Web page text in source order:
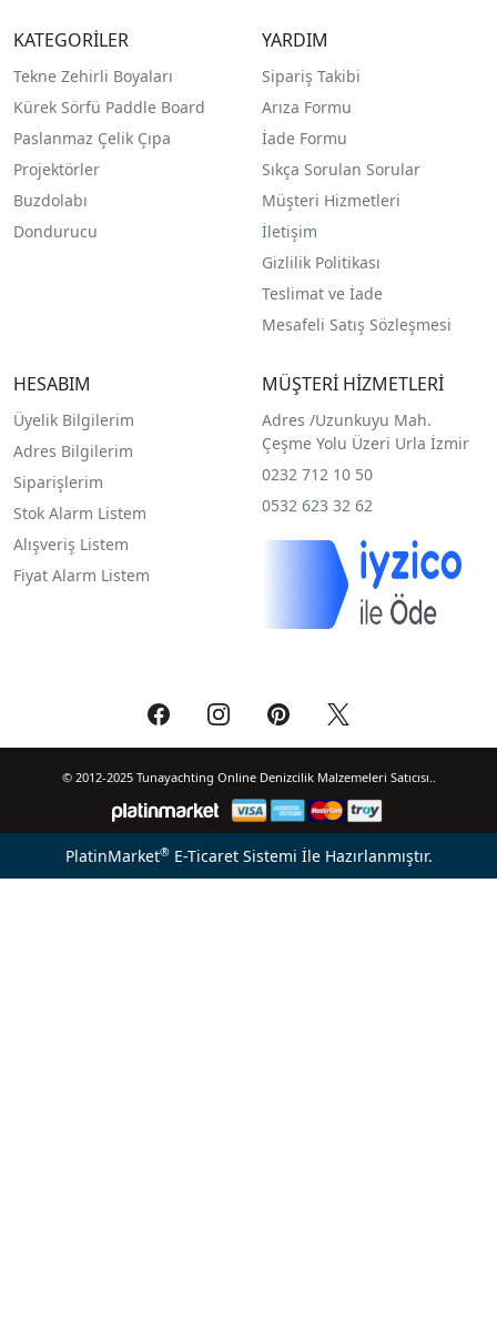
KATEGORİLER
Tekne Zehirli Boyaları
Kürek Sörfü Paddle Board
Paslanmaz Çelik Çıpa
Projektörler
Buzdolabı
Dondurucu
YARDIM
Sipariş Takibi
Arıza Formu
İade Formu
Sıkça Sorulan Sorular
Müşteri Hizmetleri
İletişim
Gizlilik Politikası
Teslimat ve İade
Mesafeli Satış Sözleşmesi
HESABIM
Üyelik Bilgilerim
Adres Bilgilerim
Siparişlerim
Stok Alarm Listem
Alışveriş Listem
Fiyat Alarm Listem
MÜŞTERİ HİZMETLERİ
Adres /Uzunkuyu Mah.
Çeşme Yolu Üzeri Urla İzmir
0232 712 10 50
0532 623 32 62
© 2012-2025 Tunayachting Online Denizcilik Malzemeleri Satıcısı..
PlatinMarket®E-Ticaret Sistemi İle Hazırlanmıştır.